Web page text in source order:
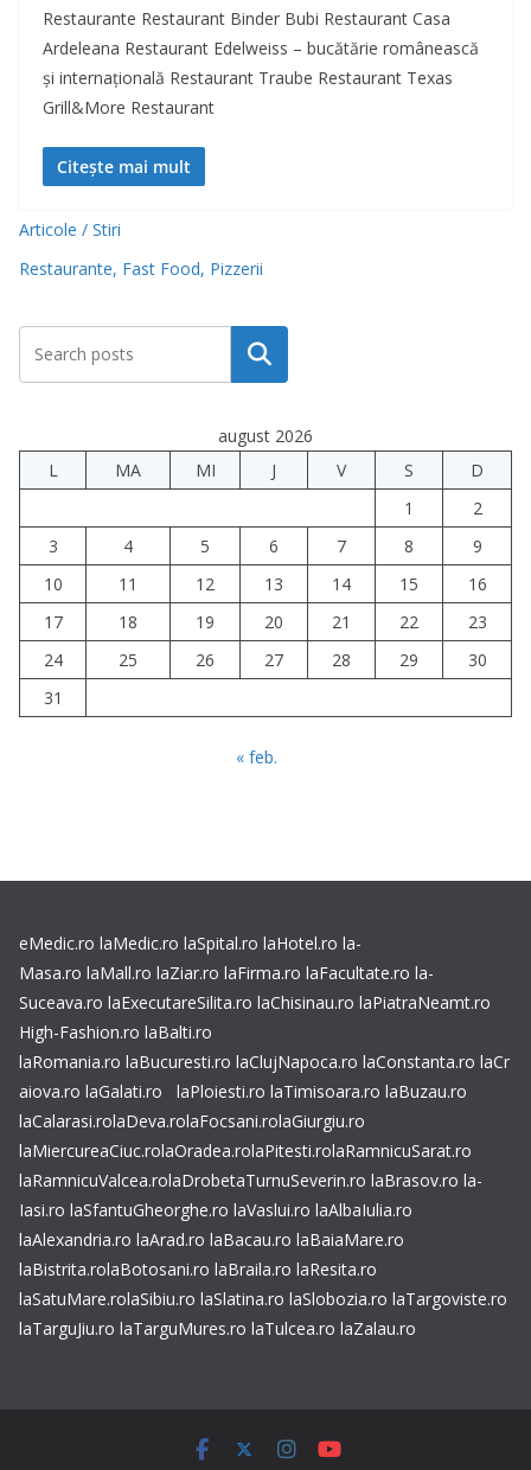
Restaurante Restaurant Binder Bubi Restaurant Casa
Ardeleana Restaurant Edelweiss – bucătărie românească
și internațională Restaurant Traube Restaurant Texas
Grill&More Restaurant
Citește mai mult
Articole / Stiri
Restaurante, Fast Food, Pizzerii
Caută
august 2026
L
MA MI J V S
D
1
2
3
4 5 6 7 8
9
10
11 12 13 14 15
16
17
18 19 20 21 22
23
24
25 26 27 28 29
30
31
« feb.
eMedic.ro laMedic.ro laSpital.ro laHotel.ro la-
Masa.ro laMall.ro laZiar.ro laFirma.ro laFacultate.ro la-
Suceava.ro laExecutareSilita.ro laChisinau.ro laPiatraNeamt.ro
High-Fashion.ro laBalti.ro
laRomania.ro laBucuresti.ro laClujNapoca.ro laConstanta.ro laCr
aiova.ro laGalati.ro laPloiesti.ro laTimisoara.ro laBuzau.ro
laCalarasi.rolaDeva.rolaFocsani.rolaGiurgiu.ro
laMiercureaCiuc.rolaOradea.rolaPitesti.rolaRamnicuSarat.ro
laRamnicuValcea.rolaDrobetaTurnuSeverin.ro laBrasov.ro la-
Iasi.ro laSfantuGheorghe.ro laVaslui.ro laAlbaIulia.ro
laAlexandria.ro laArad.ro laBacau.ro laBaiaMare.ro
laBistrita.rolaBotosani.ro laBraila.ro laResita.ro
laSatuMare.rolaSibiu.ro laSlatina.ro laSlobozia.ro laTargoviste.ro
laTarguJiu.ro laTarguMures.ro laTulcea.ro laZalau.ro